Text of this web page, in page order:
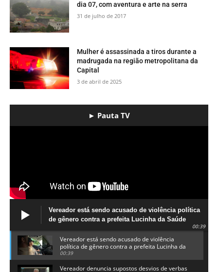
dia 07, com aventura e arte na serra
31 de julho de 2017
Mulher é assassinada a tiros durante a
madrugada na região metropolitana da
Capital
3 de abril de 2025
► Pauta TV
Vereador está sendo acusado de violência política
de gênero contra a prefeita Lucinha da Saúde
00:39
Vereador está sendo acusado de violência
política de gênero contra a prefeita Lucinha da
Saúde
00:39
Vereador denuncia supostos desvios de verbas